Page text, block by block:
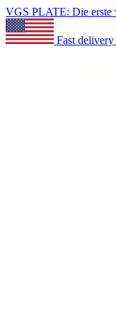
VGS PLATE: Die erste
Fast